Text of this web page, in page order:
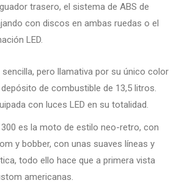
trasero, el sistema de ABS de
con discos en ambas ruedas o el
LED.
pero llamativa por su único color
de combustible de 13,5 litros.
con luces LED en su totalidad.
es la moto de estilo neo-retro, con
y bobber, con unas suaves líneas y
todo ello hace que a primera vista
americanas.